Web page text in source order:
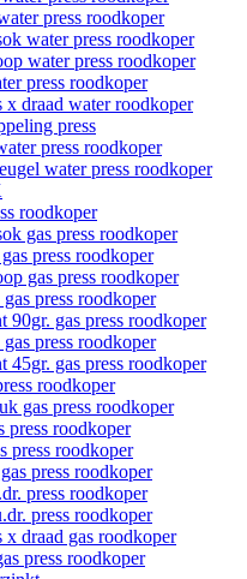
press roodkoper
water press roodkoper
water press roodkoper
press roodkoper
x draad water roodkoper
press
press roodkoper
water press roodkoper
roodkoper
gas press roodkoper
press roodkoper
gas press roodkoper
press roodkoper
90gr. gas press roodkoper
press roodkoper
45gr. gas press roodkoper
roodkoper
gas press roodkoper
press roodkoper
press roodkoper
press roodkoper
press roodkoper
press roodkoper
x draad gas roodkoper
press roodkoper